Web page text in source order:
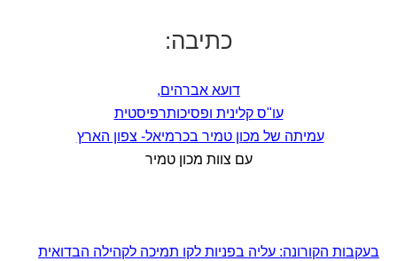
כתיבה:
דועא אברהים,
עו"ס קלינית ופסיכותרפיסטית
עמיתה של מכון טמיר בכרמיאל- צפון הארץ
עם צוות מכון טמיר
בעקבות הקורונה: עליה בפניות לקו תמיכה לקהילה הבדואית